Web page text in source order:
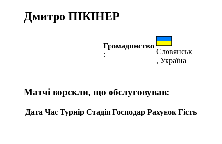
Дмитро ПІКІНЕР
Громадянство
:
Словянськ
, Україна
Матчі ворскли, що обслуговував:
Дата Час Турнір Стадія Господар Рахунок Гість